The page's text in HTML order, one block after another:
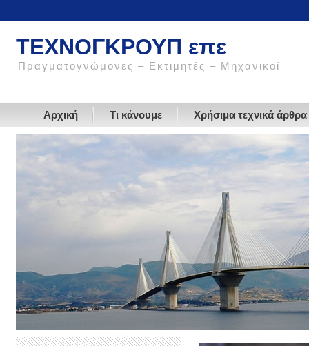
ΤΕΧΝΟΓΚΡΟΥΠ επε
Πραγματογνώμονες – Εκτιμητές – Μηχανικοί
Αρχική Τι κάνουμε Χρήσιμα τεχνικά άρθρα